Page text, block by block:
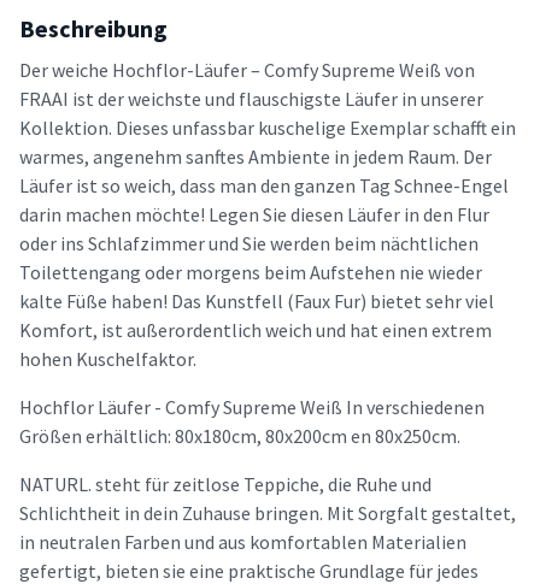
Beschreibung
Der weiche Hochflor-Läufer – Comfy Supreme Weiß von
FRAAI ist der weichste und flauschigste Läufer in unserer
Kollektion. Dieses unfassbar kuschelige Exemplar schafft ein
warmes, angenehm sanftes Ambiente in jedem Raum. Der
Läufer ist so weich, dass man den ganzen Tag Schnee-Engel
darin machen möchte! Legen Sie diesen Läufer in den Flur
oder ins Schlafzimmer und Sie werden beim nächtlichen
Toilettengang oder morgens beim Aufstehen nie wieder
kalte Füße haben! Das Kunstfell (Faux Fur) bietet sehr viel
Komfort, ist außerordentlich weich und hat einen extrem
hohen Kuschelfaktor.
Hochflor Läufer - Comfy Supreme Weiß In verschiedenen
Größen erhältlich: 80x180cm, 80x200cm en 80x250cm.
NATURL. steht für zeitlose Teppiche, die Ruhe und
Schlichtheit in dein Zuhause bringen. Mit Sorgfalt gestaltet,
in neutralen Farben und aus komfortablen Materialien
gefertigt, bieten sie eine praktische Grundlage für jedes